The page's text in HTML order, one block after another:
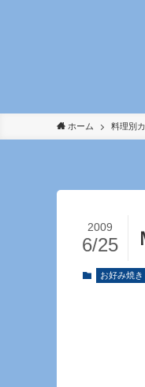
ホーム 料理別
2009
6/25
お好み焼